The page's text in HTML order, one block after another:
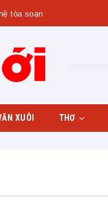
tòa soạn
XUÔI THƠ